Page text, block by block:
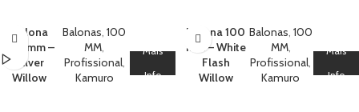
Balona
100 mm –
Silver
Willow
Balonas, 100
MM,
Profissional,
Kamuro
Mais
Info
Balona 100
mm – White
Flash
Willow
Balonas, 100
MM,
Profissional,
Kamuro
Mais
Info